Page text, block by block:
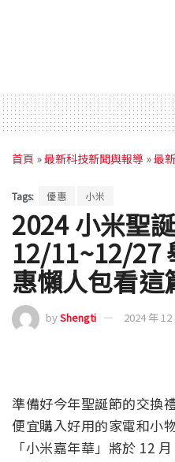
首頁 »最新科技新聞與報導 »最
Tags: 優惠 小米
2024 小米聖
12/11~12/27
惠懶人包看這
byShengti 2024 年 12
準備好今年聖誕節的交換
便宜購入好用的家電和小
「小米嘉年華」將於 12